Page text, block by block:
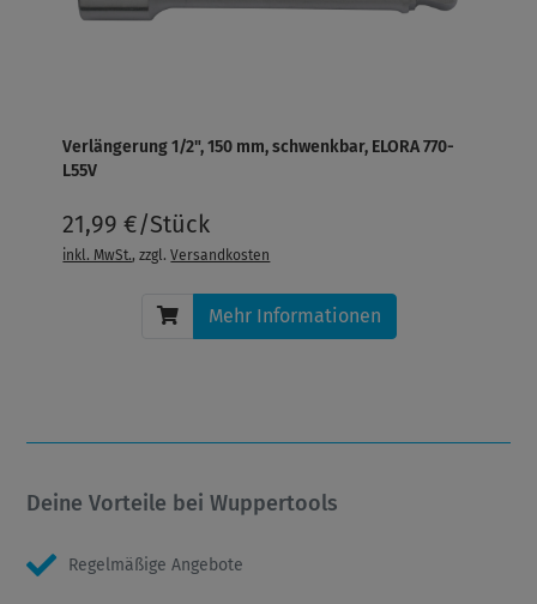
Verlängerung 1/2", 150 mm, schwenkbar, ELORA 770-
L55V
21,99 €/Stück
inkl. MwSt., zzgl.Versandkosten
Mehr Informationen
Deine Vorteile bei Wuppertools
Regelmäßige Angebote